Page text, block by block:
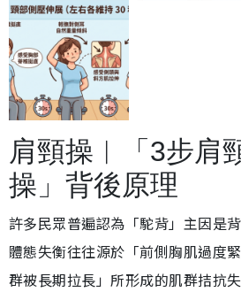
肩頸操︱「3步肩
操」背後原理
許多民眾普遍認為「駝背」主因是
體態失衡往往源於「前側胸肌過度
群被長期拉長」所形成的肌群拮抗